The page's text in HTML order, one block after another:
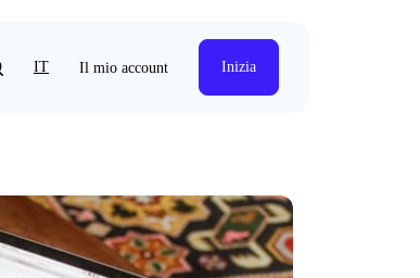
IT Il mio account Inizia